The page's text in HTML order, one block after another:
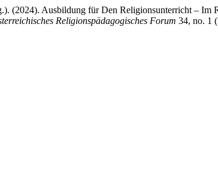
(2024). Ausbildung für Den Religionsunterricht –
Religionspädagogisches Forum 34, no. 1